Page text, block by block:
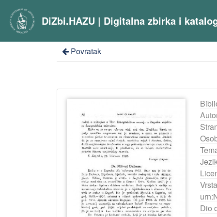
DiZbi.HAZU | Digitalna zbirka i
Povratak
Dio